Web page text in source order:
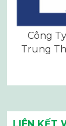
Công
Trung